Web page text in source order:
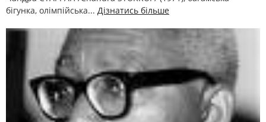
бігунка, олімпійська... Дізнатись більше